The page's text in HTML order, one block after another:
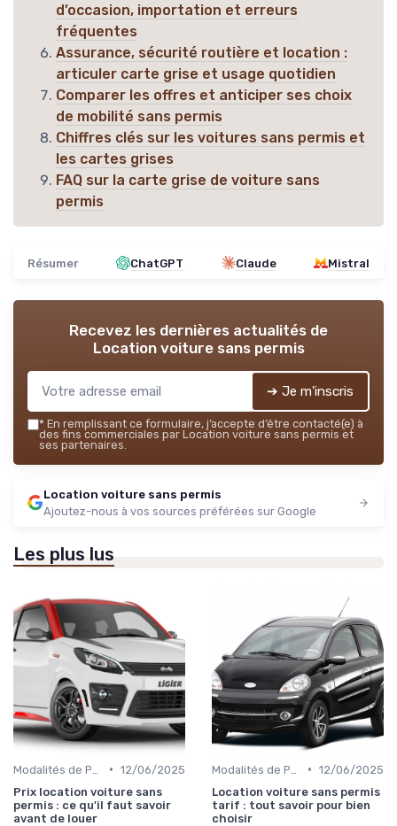
d’occasion, importation et erreurs
fréquentes
Assurance, sécurité routière et location :
articuler carte grise et usage quotidien
Comparer les offres et anticiper ses choix
de mobilité sans permis
Chiffres clés sur les voitures sans permis et
les cartes grises
FAQ sur la carte grise de voiture sans
permis
Résumer ChatGPT Claude Mistral
Recevez les dernières actualités de
Location voiture sans permis
➔ Je m'inscris
* En remplissant ce formulaire, j’accepte d’être contacté(e) à
des fins commerciales par Location voiture sans permis et
ses partenaires.
Location voiture sans permis
Ajoutez-nous à vos sources préférées sur Google
Les plus lus
• 12/06/2025
Prix location voiture sans
permis : ce qu'il faut savoir
avant de louer
• 12/06/2025
Location voiture sans permis
tarif : tout savoir pour bien
choisir